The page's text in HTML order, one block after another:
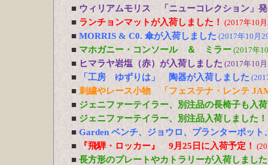
■ ウィリアムモリス 「ニューコレクション」
■ ランチョンマットが入荷しました！ (2017年10
■ MORRIS & C0. 傘が入荷しました (2017年10月
■ マホガニー・コンソール ＆ ミラー (2017年
■ ヒマラヤ岩塩（赤）が入荷しました (2017年10
■ 「工房 ゆずりは」 陶器が入荷しました
■ 刺繍やレース小物 「フェステナ・レンテ
■ ジェニファーテイラー、別注品の長椅子も入
■ ジェニファーテイラー、別注品入荷しました！
■ Garden ベンチ、ジョウロ、プランターポット
■
『飛騨・ロッカー』 9月25日に入荷予定！
■ 長方形のプレートやカトラリーが入荷しました